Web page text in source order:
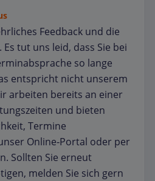
Feedback und die
Es tut uns leid, dass Sie bei
so lange
entspricht nicht unserem
arbeiten bereits an einer
und bieten
Termine
Online‑Portal oder per
Sollten Sie erneut
melden Sie sich gern